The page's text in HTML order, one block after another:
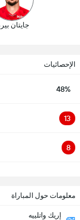
جايتان
الإحصائيات
48%
13
8
معلومات حول المباراة
إريك واتلييه